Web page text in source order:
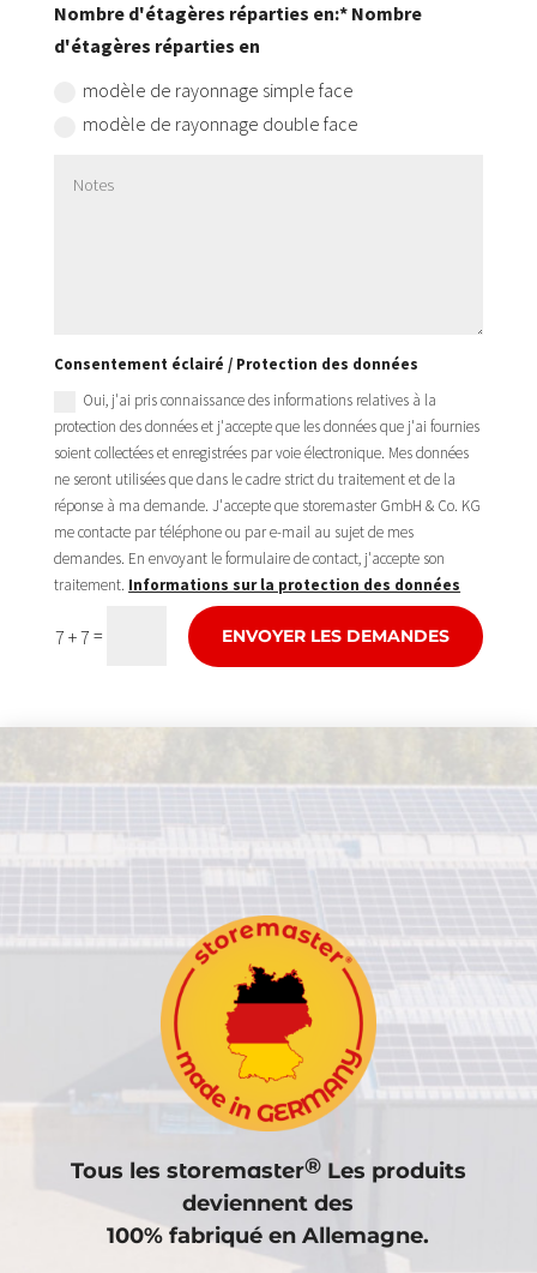
Nombre d'étagères réparties en:* Nombre
d'étagères réparties en
modèle de rayonnage simple face
modèle de rayonnage double face
Consentement éclairé / Protection des données
Oui, j'ai pris connaissance des informations relatives à la
protection des données et j'accepte que les données que j'ai fournies
soient collectées et enregistrées par voie électronique. Mes données
ne seront utilisées que dans le cadre strict du traitement et de la
réponse à ma demande. J'accepte que storemaster GmbH & Co. KG
me contacte par téléphone ou par e-mail au sujet de mes
demandes. En envoyant le formulaire de contact, j'accepte son
traitement. Informations sur la protection des données
7 + 7 = ENVOYER LES DEMANDES
Tous les storemaster®Les produits
deviennent des
100% fabriqué en Allemagne.